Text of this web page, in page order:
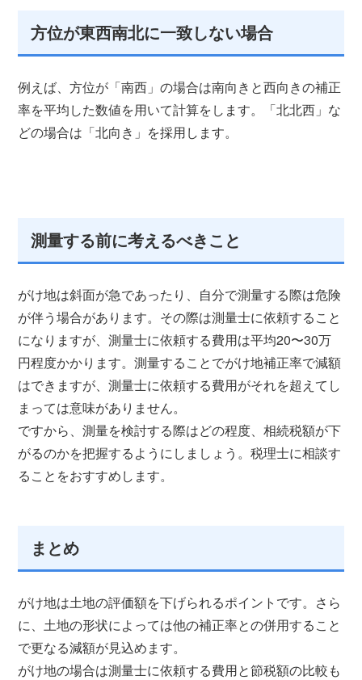
方位が東西南北に一致しない場合
例えば、方位が「南西」の場合は南向きと西向きの補正
率を平均した数値を用いて計算をします。「北北西」な
どの場合は「北向き」を採用します。
測量する前に考えるべきこと
がけ地は斜面が急であったり、自分で測量する際は危険
が伴う場合があります。その際は測量士に依頼すること
になりますが、測量士に依頼する費用は平均20〜30万
円程度かかります。測量することでがけ地補正率で減額
はできますが、測量士に依頼する費用がそれを超えてし
まっては意味がありません。
ですから、測量を検討する際はどの程度、相続税額が下
がるのかを把握するようにしましょう。税理士に相談す
ることをおすすめします。
まとめ
がけ地は土地の評価額を下げられるポイントです。さら
に、土地の形状によっては他の補正率との併用すること
で更なる減額が見込めます。
がけ地の場合は測量士に依頼する費用と節税額の比較も